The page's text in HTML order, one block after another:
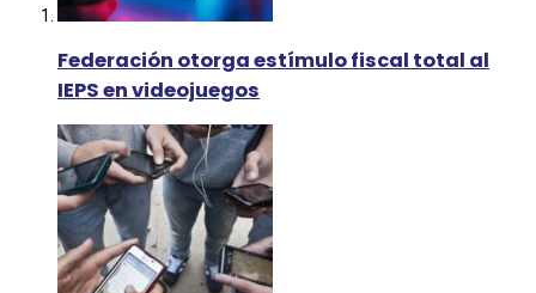
Federación otorga estímulo fiscal total al
IEPS en videojuegos